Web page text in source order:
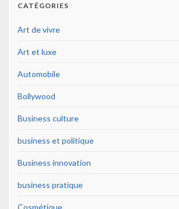
CATÉGORIES
Art de vivre
Art et luxe
Automobile
Bollywood
Business culture
business et politique
Business innovation
business pratique
Cosmétique